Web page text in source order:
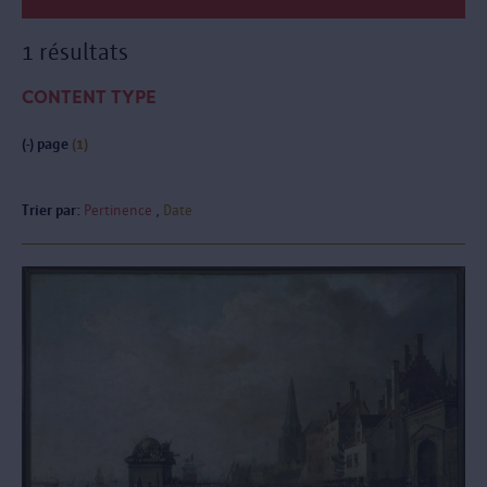
1 résultats
CONTENT TYPE
(-) page (1)
Trier par: Pertinence Date